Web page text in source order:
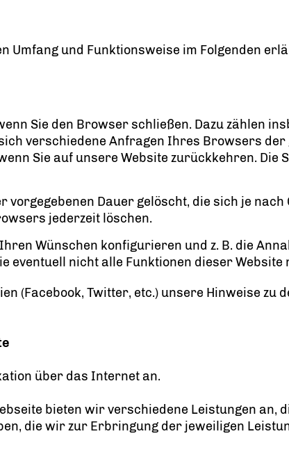
Umfang und Funktionsweise im Folgenden
Sie den Browser schließen. Dazu zählen
verschiedene Anfragen Ihres Browsers der
Sie auf unsere Website zurückkehren. Die
Dauer gelöscht, die sich je
jederzeit löschen.
Wünschen konfigurieren und z. B. die
eventuell nicht alle Funktionen dieser Website
(Facebook, Twitter, etc.) unsere Hinweise zu
über das Internet an.
bieten wir verschiedene Leistungen an,
die wir zur Erbringung der jeweiligen